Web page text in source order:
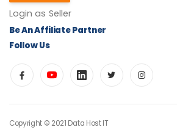
Login as Seller
Be An Affiliate Partner
Follow Us
Copyright © 2021 Data Host IT